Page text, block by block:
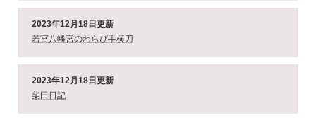
2023年12月18日更新
若宮八幡宮のわらび手横刀
2023年12月18日更新
柴田日記